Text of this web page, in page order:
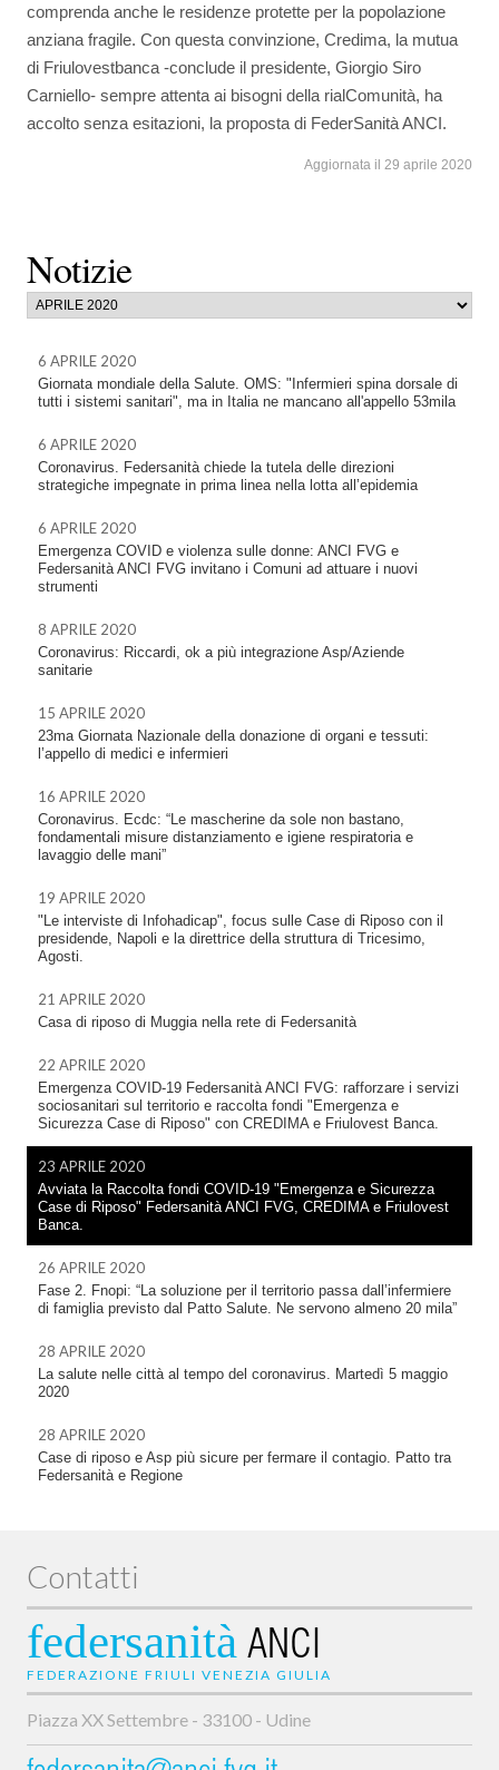
Notizie
6 APRILE 2020
Giornata mondiale della Salute. OMS: "Infermieri spina dorsale di
tutti i sistemi sanitari", ma in Italia ne mancano all'appello 53mila
6 APRILE 2020
Coronavirus. Federsanità chiede la tutela delle direzioni
strategiche impegnate in prima linea nella lotta all’epidemia
6 APRILE 2020
Emergenza COVID e violenza sulle donne: ANCI FVG e
Federsanità ANCI FVG invitano i Comuni ad attuare i nuovi
strumenti
8 APRILE 2020
Coronavirus: Riccardi, ok a più integrazione Asp/Aziende
sanitarie
15 APRILE 2020
23ma Giornata Nazionale della donazione di organi e tessuti:
l’appello di medici e infermieri
16 APRILE 2020
Coronavirus. Ecdc: “Le mascherine da sole non bastano,
fondamentali misure distanziamento e igiene respiratoria e
lavaggio delle mani”
19 APRILE 2020
"Le interviste di Infohadicap", focus sulle Case di Riposo con il
presidende, Napoli e la direttrice della struttura di Tricesimo,
Agosti.
21 APRILE 2020
Casa di riposo di Muggia nella rete di Federsanità
22 APRILE 2020
Emergenza COVID-19 Federsanità ANCI FVG: rafforzare i servizi
sociosanitari sul territorio e raccolta fondi "Emergenza e
Sicurezza Case di Riposo" con CREDIMA e Friulovest Banca.
23 APRILE 2020
Avviata la Raccolta fondi COVID-19 "Emergenza e Sicurezza
Case di Riposo" Federsanità ANCI FVG, CREDIMA e Friulovest
Banca.
26 APRILE 2020
Fase 2. Fnopi: “La soluzione per il territorio passa dall’infermiere
di famiglia previsto dal Patto Salute. Ne servono almeno 20 mila”
28 APRILE 2020
La salute nelle città al tempo del coronavirus. Martedì 5 maggio
2020
28 APRILE 2020
Case di riposo e Asp più sicure per fermare il contagio. Patto tra
Federsanità e Regione
comprenda anche le residenze protette per la popolazione
anziana fragile. Con questa convinzione, Credima, la mutua
di Friulovestbanca -conclude il presidente, Giorgio Siro
Carniello- sempre attenta ai bisogni della rialComunità, ha
accolto senza esitazioni, la proposta di FederSanità ANCI.
Aggiornata il 29 aprile 2020
Contatti
federsanità ANCI
FEDERAZIONE FRIULI VENEZIA GIULIA
Piazza XX Settembre - 33100 - Udine